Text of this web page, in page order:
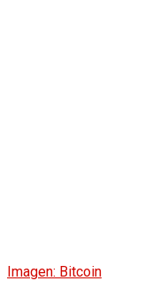
Imagen: Bitcoin